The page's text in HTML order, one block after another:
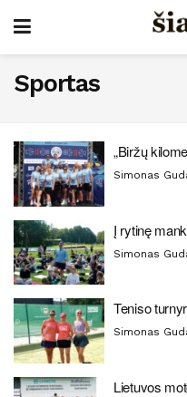
Sportas
„Biržų
Simonas
Į rytinę
Simonas
Teniso
Simonas
Lietuvos